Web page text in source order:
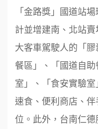
「金路獎」國道站
計並增建南、北站
大客車駕駛人的「
餐區」、「國道自
室」、「食安實驗
速食、便利商店、
位。此外，台南仁
6 鼎威維修
7 88thai發發泰-泰
8 呷尚寶
周 先生/小姐
加盟預算
徐 先生/小姐
加盟預算
何 先生/小姐
加盟預算